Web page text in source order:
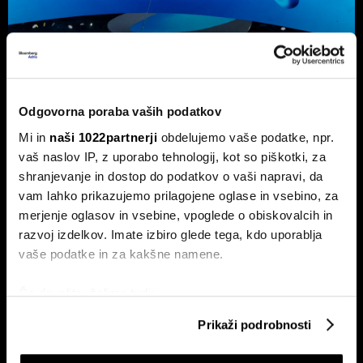
Odgovorna poraba vaših podatkov
Mi in naši 1022partnerji obdelujemo vaše podatke, npr.
vaš naslov IP, z uporabo tehnologij, kot so piškotki, za
shranjevanje in dostop do podatkov o vaši napravi, da
vam lahko prikazujemo prilagojene oglase in vsebino, za
merjenje oglasov in vsebine, vpoglede o obiskovalcih in
razvoj izdelkov. Imate izbiro glede tega, kdo uporablja
vaše podatke in za kakšne namene.
Če dovolite, želimo tudi:
Zbirati informacije o vaši geografski lokaciji, ki so
Identificirati napravo z aktivnim preverjanjem
Prikaži podrobnosti
Kako je Geelyju uspelo pokoriti
velikega BYD
Geely v času negotovosti stavi na globalno prodajno
mrežo in za kitajsko znamko netipično pogonsko
razpršenost, saj izdeluje tudi modele z motorjem z
notranjim zgorevanjem.
V vojni v Iranu najbolj ogrožen vir
morda ni nafta, temveč voda